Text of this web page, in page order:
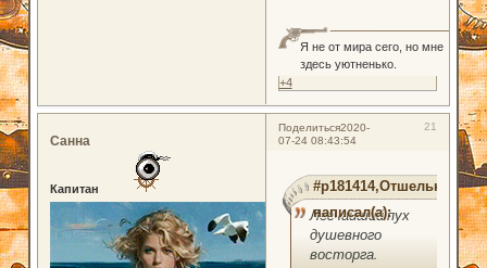
Я не от мира сего, но мне
здесь уютненько.
+4
Поделиться 21
2020-
07-24 08:43:54
Санна
Капитан
#p181414,Отшельник
написал(а):
Легчайший пух
душевного
восторга.